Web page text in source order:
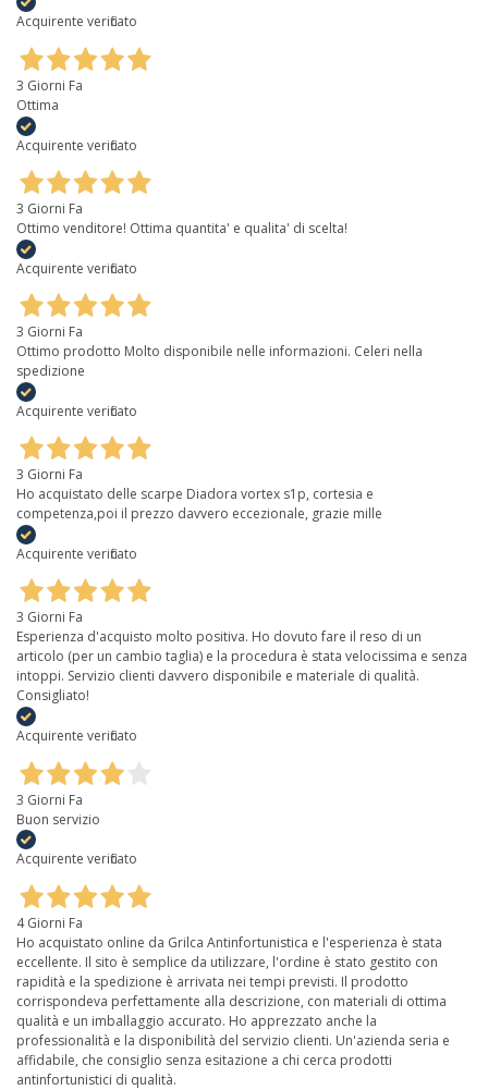
Acquirente verificato
3 Giorni Fa
Ottima
Acquirente verificato
3 Giorni Fa
Ottimo venditore! Ottima quantita' e qualita' di scelta!
Acquirente verificato
3 Giorni Fa
Ottimo prodotto Molto disponibile nelle informazioni. Celeri nella
spedizione
Acquirente verificato
3 Giorni Fa
Ho acquistato delle scarpe Diadora vortex s1p, cortesia e
competenza,poi il prezzo davvero eccezionale, grazie mille
Acquirente verificato
3 Giorni Fa
Esperienza d'acquisto molto positiva. Ho dovuto fare il reso di un
articolo (per un cambio taglia) e la procedura è stata velocissima e senza
intoppi. Servizio clienti davvero disponibile e materiale di qualità.
Consigliato!
Acquirente verificato
3 Giorni Fa
Buon servizio
Acquirente verificato
4 Giorni Fa
Ho acquistato online da Grilca Antinfortunistica e l'esperienza è stata
eccellente. Il sito è semplice da utilizzare, l'ordine è stato gestito con
rapidità e la spedizione è arrivata nei tempi previsti. Il prodotto
corrispondeva perfettamente alla descrizione, con materiali di ottima
qualità e un imballaggio accurato. Ho apprezzato anche la
professionalità e la disponibilità del servizio clienti. Un'azienda seria e
affidabile, che consiglio senza esitazione a chi cerca prodotti
antinfortunistici di qualità.